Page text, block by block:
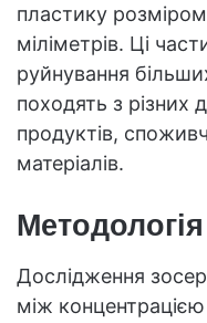
пластику
міліметрів. Ці
руйнування
походять з різних
продуктів,
матеріалів.
Дослідження
між